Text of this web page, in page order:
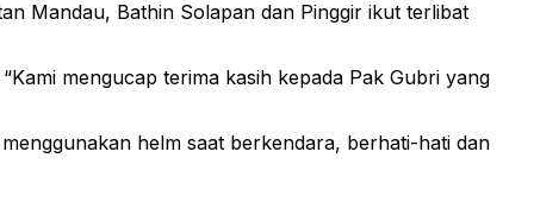
Mandau, Bathin Solapan dan Pinggir ikut terlibat
mengucap terima kasih kepada Pak Gubri yang
helm saat berkendara, berhati-hati dan